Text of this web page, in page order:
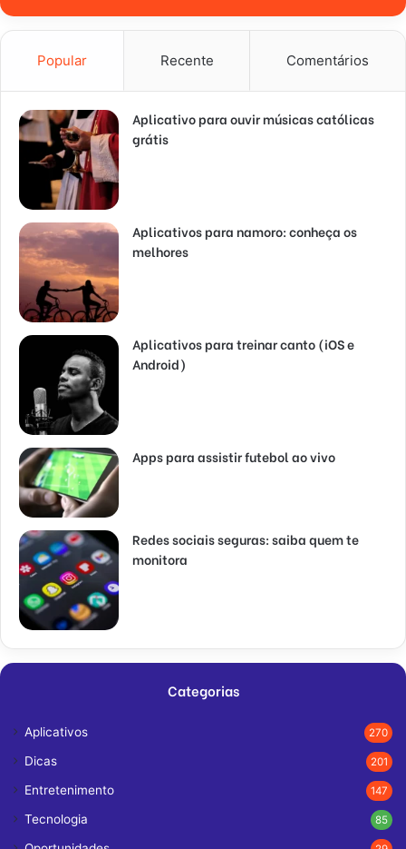
Popular Recente Comentários
Aplicativo para ouvir músicas católicas
grátis
Aplicativos para namoro: conheça os
melhores
Aplicativos para treinar canto (iOS e
Android)
Apps para assistir futebol ao vivo
Redes sociais seguras: saiba quem te
monitora
Categorias
Aplicativos 270
Dicas 201
Entretenimento 147
Tecnologia 85